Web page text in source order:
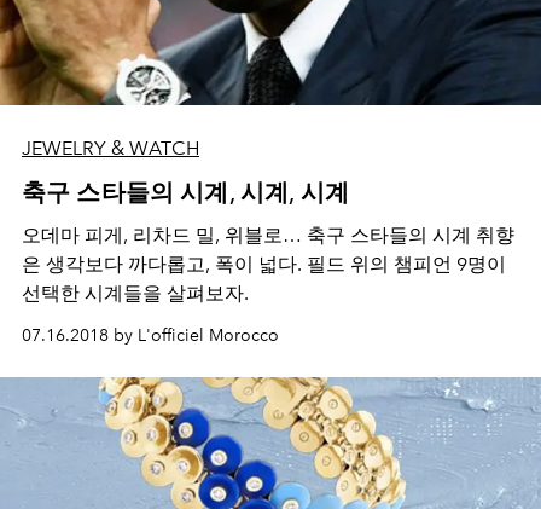
JEWELRY & WATCH
축구 스타들의 시계, 시계, 시계
오데마 피게, 리차드 밀, 위블로… 축구 스타들의 시계 취향
은 생각보다 까다롭고, 폭이 넓다. 필드 위의 챔피언 9명이
선택한 시계들을 살펴보자.
07.16.2018 by L'officiel Morocco